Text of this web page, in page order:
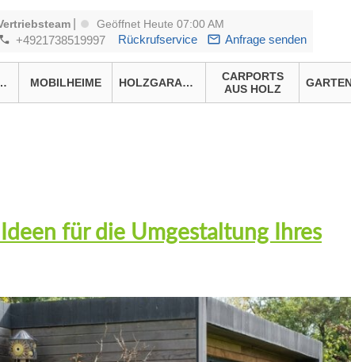
Geöffnet Heute 07:00 AM
+4921738519997 Rückrufservice Anfrage senden
MOBILHEIME HOLZGARAGEN
CARPORTS
AUS HOLZ
für die Umgestaltung Ihres